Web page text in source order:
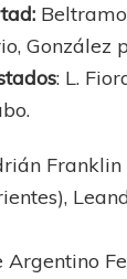
González
: L.
Franklin
Argentino